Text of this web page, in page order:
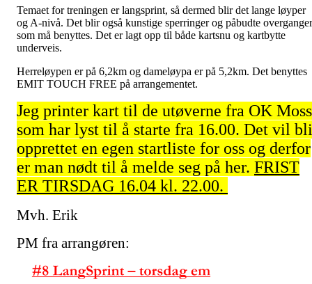
Temaet for treningen er langsprint, så dermed blir det lange løyper
og A-nivå. Det blir også kunstige sperringer og påbudte overganger
som må benyttes. Det er lagt opp til både kartsnu og kartbytte
underveis.
Herreløypen er på 6,2km og dameløypa er på 5,2km. Det benyttes
EMIT TOUCH FREE på arrangementet.
Jeg printer kart til de utøverne fra OK Moss
som har lyst til å starte fra 16.00. Det vil bli
opprettet en egen startliste for oss og derfor
er man nødt til å melde seg på her. FRIST
ER TIRSDAG 16.04 kl. 22.00.
Mvh. Erik
PM fra arrangøren: